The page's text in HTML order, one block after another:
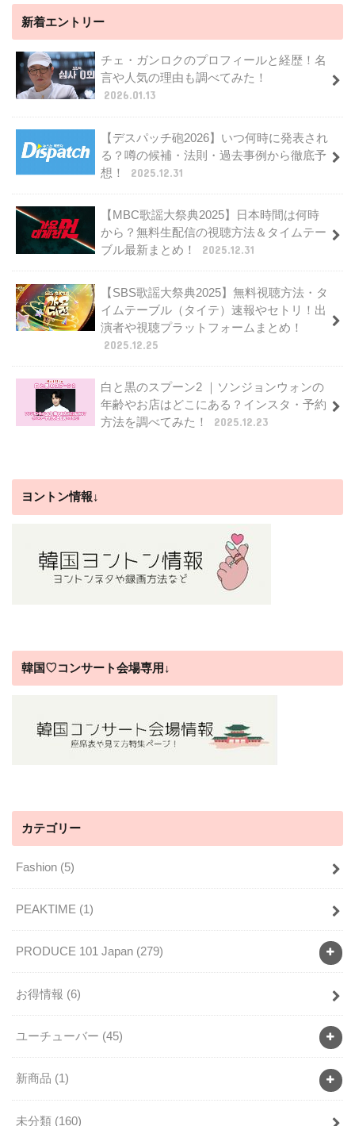
新着エントリー
チェ・ガンロクのプロフィールと経歴！名
言や人気の理由も調べてみた！
2026.01.13
【デスパッチ砲2026】いつ何時に発表され
る？噂の候補・法則・過去事例から徹底予
想！
2025.12.31
【MBC歌謡大祭典2025】日本時間は何時
から？無料生配信の視聴方法＆タイムテー
ブル最新まとめ！
2025.12.31
【SBS歌謡大祭典2025】無料視聴方法・タ
イムテーブル（タイテ）速報やセトリ！出
演者や視聴プラットフォームまとめ！
2025.12.25
白と黒のスプーン2 ｜ソンジョンウォンの
年齢やお店はどこにある？インスタ・予約
方法を調べてみた！
2025.12.23
ヨントン情報↓
韓国♡コンサート会場専用↓
カテゴリー
Fashion (5)
PEAKTIME (1)
PRODUCE 101 Japan (279)
お得情報 (6)
ユーチューバー (45)
新商品 (1)
未分類 (160)